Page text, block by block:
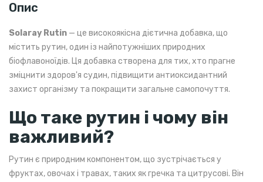
Опис
Solaray Rutin — це високоякісна дієтична добавка, що
містить рутин, один із найпотужніших природних
біофлавоноїдів. Ця добавка створена для тих, хто прагне
зміцнити здоров'я судин, підвищити антиоксидантний
захист організму та покращити загальне самопочуття.
Що таке рутин і чому він
важливий?
Рутин є природним компонентом, що зустрічається у
фруктах, овочах і травах, таких як гречка та цитрусові. Він